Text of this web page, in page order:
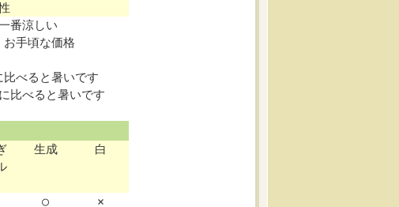
番涼しい
お手頃な価格
べると暑いです
比べると暑いです
生成 白
○ ×